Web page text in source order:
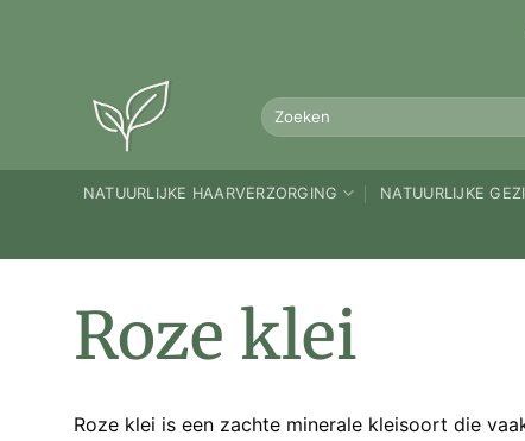
Zoeken
naar:
NATUURLIJKE HAARVERZORGING NATUURLIJKE
Roze klei
Roze klei is een zachte minerale kleisoort die